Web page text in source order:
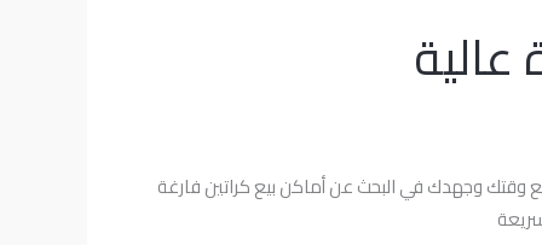
لا تضيع وقتك وجهدك في البحث عن أماكن بيع كراتين فارغة